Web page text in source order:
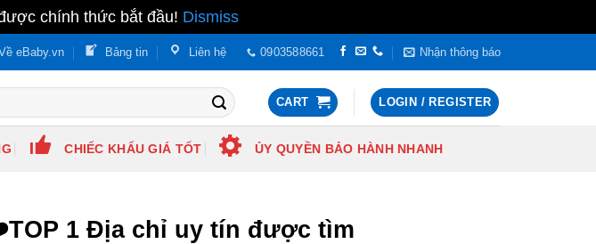
chính thức bắt đầu! Dismiss
eBaby.vn Bảng tin Liên hệ 0903588661 Nhận thông báo
CART LOGIN / REGISTER
CHIẾC KHẤU GIÁ TỐT ỦY QUYỀN BẢO HÀNH NHANH
1 Địa chỉ uy tín được tìm